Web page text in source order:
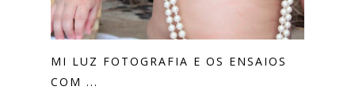
MI LUZ FOTOGRAFIA E OS ENSAIOS
COM ...